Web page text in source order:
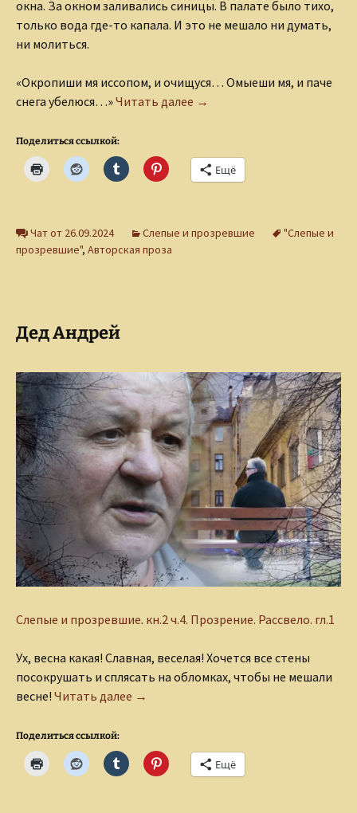
окна. За окном заливались синицы. В палате было тихо,
только вода где-то капала. И это не мешало ни думать,
ни молиться.
«Окропиши мя иссопом, и очищуся… Омыеши мя, и паче
снега убелюся…»Читать далее Светлана
→
Поделиться ссылкой:
Ещё
Чат от 26.09.2024 Слепые и прозревшие
"Слепые и
прозревшие", Авторская проза
Дед Андрей
Слепые и прозревшие. кн.2 ч.4. Прозрение. Рассвело. гл.1
Ух, весна какая! Славная, веселая! Хочется все стены
посокрушать и сплясать на обломках, чтобы не мешали
весне! Читать далее Дед Андрей
→
Поделиться ссылкой:
Ещё